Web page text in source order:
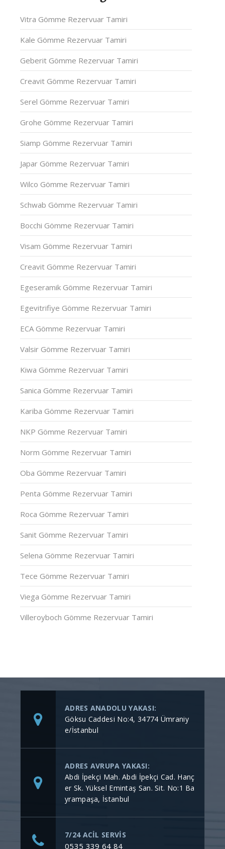
Vitra Gömme Rezervuar Tamiri
Kale Gömme Rezervuar Tamiri
Geberit Gömme Rezervuar Tamiri
Creavit Gömme Rezervuar Tamiri
Serel Gömme Rezervuar Tamiri
Grohe Gömme Rezervuar Tamiri
Siamp Gömme Rezervuar Tamiri
Japar Gömme Rezervuar Tamiri
Wilco Gömme Rezervuar Tamiri
Schwab Gömme Rezervuar Tamiri
Bocchi Gömme Rezervuar Tamiri
Visam Gömme Rezervuar Tamiri
Creavit Gömme Rezervuar Tamiri
Egeseramik Gömme Rezervuar Tamiri
Egevitrifiye Gömme Rezervuar Tamiri
ECA Gömme Rezervuar Tamiri
Valsir Gömme Rezervuar Tamiri
Kiwa Gömme Rezervuar Tamiri
Sanica Gömme Rezervuar Tamiri
Kariba Gömme Rezervuar Tamiri
NKP Gömme Rezervuar Tamiri
Norm Gömme Rezervuar Tamiri
Oba Gömme Rezervuar Tamiri
Penta Gömme Rezervuar Tamiri
Roca Gömme Rezervuar Tamiri
Sanit Gömme Rezervuar Tamiri
Selena Gömme Rezervuar Tamiri
Tece Gömme Rezervuar Tamiri
Viega Gömme Rezervuar Tamiri
Villeroyboch Gömme Rezervuar Tamiri
ADRES ANADOLU YAKASI:
Göksu Caddesi No:4, 34774 Ümraniy
e/İstanbul
ADRES AVRUPA YAKASI:
Abdi İpekçi Mah. Abdi İpekçi Cad. Hanç
er Sk. Yüksel Emintaş San. Sit. No:1 Ba
yrampaşa, İstanbul
7/24 ACİL SERVİS
0535 339 64 84